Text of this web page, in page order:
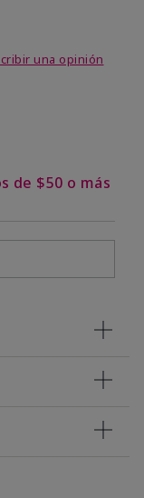
una opinión
de $50 o más